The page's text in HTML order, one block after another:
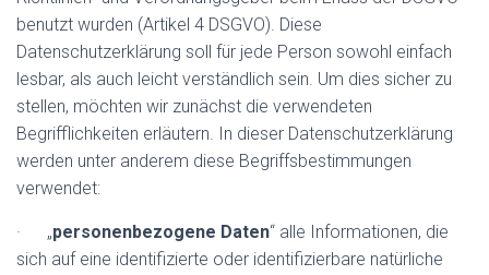
benutzt wurden (Artikel 4 DSGVO). Diese
Datenschutzerklärung soll für jede Person sowohl einfach
lesbar, als auch leicht verständlich sein. Um dies sicher zu
stellen, möchten wir zunächst die verwendeten
Begrifflichkeiten erläutern. In dieser Datenschutzerklärung
werden unter anderem diese Begriffsbestimmungen
verwendet:
· „personenbezogene Daten“ alle Informationen, die
sich auf eine identifizierte oder identifizierbare natürliche